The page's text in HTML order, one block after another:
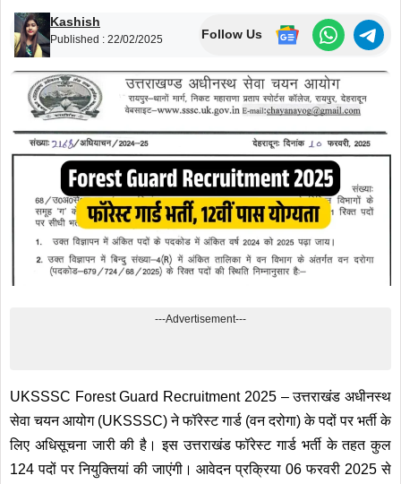
Kashish
Published : 22/02/2025 Follow Us
---Advertisement---
UKSSSC Forest Guard Recruitment 2025 – उत्तराखंड अधीनस्थ
सेवा चयन आयोग (UKSSSC) ने फॉरेस्ट गार्ड (वन दरोगा) के पदों पर भर्ती के
लिए अधिसूचना जारी की है। इस उत्तराखंड फॉरेस्ट गार्ड भर्ती के तहत कुल
124 पदों पर नियुक्तियां की जाएंगी। आवेदन प्रक्रिया 06 फरवरी 2025 से